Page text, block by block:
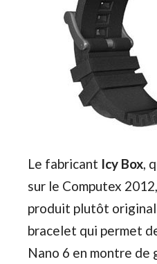
Le fabricant Icy Box,
sur le Computex
produit plutôt original
bracelet qui permet
Nano 6 en montre de